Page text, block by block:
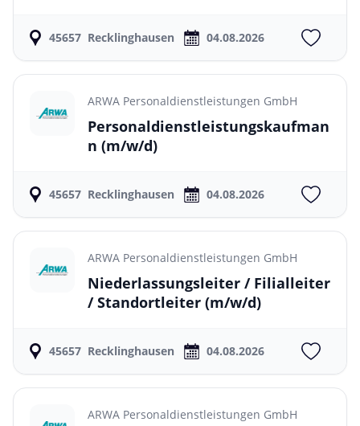
45657 Recklinghausen 04.08.2026
ARWA Personaldienstleistungen GmbH
Personaldienstleistungskaufman
n (m/w/d)
45657 Recklinghausen 04.08.2026
ARWA Personaldienstleistungen GmbH
Niederlassungsleiter / Filialleiter
/ Standortleiter (m/w/d)
45657 Recklinghausen 04.08.2026
ARWA Personaldienstleistungen GmbH